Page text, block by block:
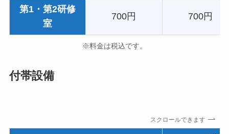
第1・第2研修
室
700円 700円
※料金は税込です。
付帯設備
スクロールできます